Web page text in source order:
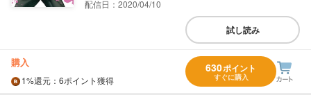
配信日：2020/04/10
試し読み
購入
1%還元 ：6ポイント獲得
630ポイント
すぐに購入